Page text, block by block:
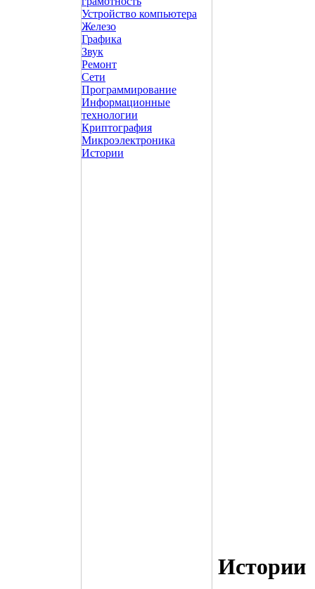
Устройство компьютера
Железо
Графика
Звук
Ремонт
Сети
Программирование
Информационные
технологии
Криптография
Микроэлектроника
Истории
Истории